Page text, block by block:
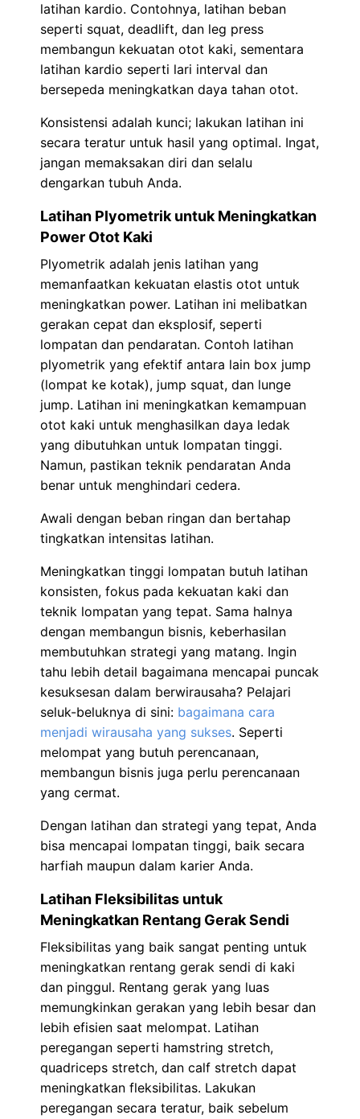
latihan kardio. Contohnya, latihan beban
seperti squat, deadlift, dan leg press
membangun kekuatan otot kaki, sementara
latihan kardio seperti lari interval dan
bersepeda meningkatkan daya tahan otot.
Konsistensi adalah kunci; lakukan latihan ini
secara teratur untuk hasil yang optimal. Ingat,
jangan memaksakan diri dan selalu
dengarkan tubuh Anda.
Latihan Plyometrik untuk Meningkatkan
Power Otot Kaki
Plyometrik adalah jenis latihan yang
memanfaatkan kekuatan elastis otot untuk
meningkatkan power. Latihan ini melibatkan
gerakan cepat dan eksplosif, seperti
lompatan dan pendaratan. Contoh latihan
plyometrik yang efektif antara lain box jump
(lompat ke kotak), jump squat, dan lunge
jump. Latihan ini meningkatkan kemampuan
otot kaki untuk menghasilkan daya ledak
yang dibutuhkan untuk lompatan tinggi.
Namun, pastikan teknik pendaratan Anda
benar untuk menghindari cedera.
Awali dengan beban ringan dan bertahap
tingkatkan intensitas latihan.
Meningkatkan tinggi lompatan butuh latihan
konsisten, fokus pada kekuatan kaki dan
teknik lompatan yang tepat. Sama halnya
dengan membangun bisnis, keberhasilan
membutuhkan strategi yang matang. Ingin
tahu lebih detail bagaimana mencapai puncak
kesuksesan dalam berwirausaha? Pelajari
seluk-beluknya di sini: bagaimana cara
menjadi wirausaha yang sukses. Seperti
melompat yang butuh perencanaan,
membangun bisnis juga perlu perencanaan
yang cermat.
Dengan latihan dan strategi yang tepat, Anda
bisa mencapai lompatan tinggi, baik secara
harfiah maupun dalam karier Anda.
Latihan Fleksibilitas untuk
Meningkatkan Rentang Gerak Sendi
Fleksibilitas yang baik sangat penting untuk
meningkatkan rentang gerak sendi di kaki
dan pinggul. Rentang gerak yang luas
memungkinkan gerakan yang lebih besar dan
lebih efisien saat melompat. Latihan
peregangan seperti hamstring stretch,
quadriceps stretch, dan calf stretch dapat
meningkatkan fleksibilitas. Lakukan
peregangan secara teratur, baik sebelum